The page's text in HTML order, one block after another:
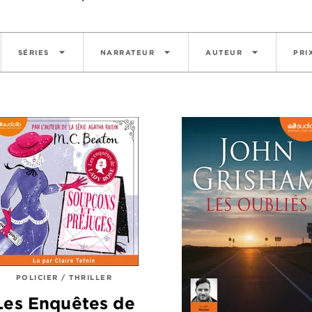
SÉRIES arrow_drop_down NARRATEUR arrow_drop_down AUTEUR arrow_drop_down
POLICIER / THRILLER
Enquêtes de